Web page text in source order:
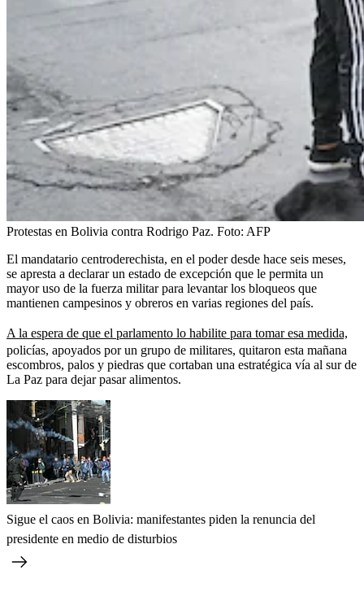
Protestas en Bolivia contra Rodrigo Paz. Foto: AFP
El mandatario centroderechista, en el poder desde hace seis meses,
se apresta a declarar un estado de excepción que le permita un
mayor uso de la fuerza militar para levantar los bloqueos que
mantienen campesinos y obreros en varias regiones del país.
A la espera de que el parlamento lo habilite para tomar esa medida,
policías, apoyados por un grupo de militares, quitaron esta mañana
escombros, palos y piedras que cortaban una estratégica vía al sur de
La Paz para dejar pasar alimentos.
Sigue el caos en Bolivia: manifestantes piden la renuncia del
presidente en medio de disturbios